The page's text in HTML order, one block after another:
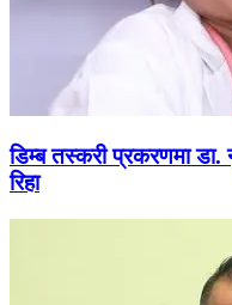
डिम्ब तस्करी प्रकरणमा डा.
रिहा